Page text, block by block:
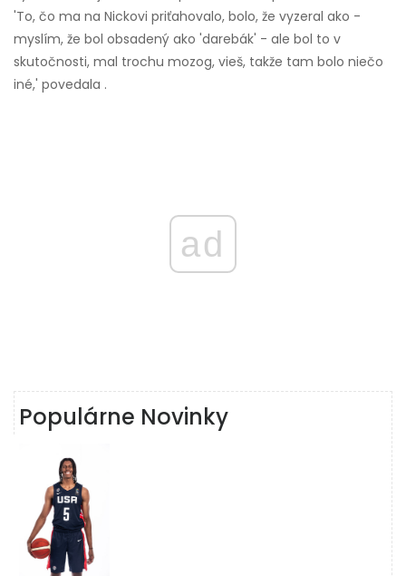
'To, čo ma na Nickovi priťahovalo, bolo, že vyzeral ako -
myslím, že bol obsadený ako 'darebák' - ale bol to v
skutočnosti, mal trochu mozog, vieš, takže tam bolo niečo
iné,' povedala .
ad
Populárne Novinky